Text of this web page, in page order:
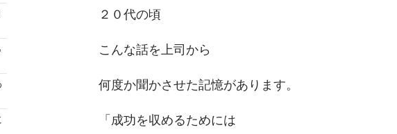
２０代の頃
こんな話を上司から
何度か聞かさせた記憶があります。
「成功を収めるためには